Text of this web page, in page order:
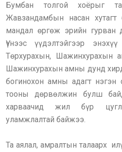
Бумбан толгой хоёрыг
Жавзандамбын насан
мандал өргөж эрийн гурван
Үүнээс үүдэлтэйгээр
Төрхурахын, Шажинхурахын
Шажинхурахын амны дунд
богинохон амны адагт
тооны дөрвөлжин булш
харваачид жил бүр
уламжлалтай байжээ.
Та аялал, амралтын талаарх